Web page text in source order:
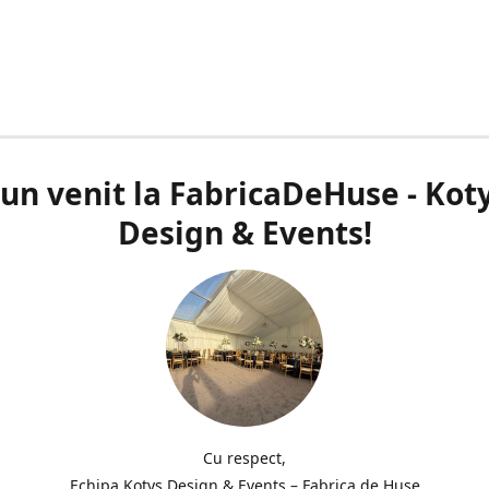
venit la FabricaDeHuse -
Design & Events!
Cu respect,